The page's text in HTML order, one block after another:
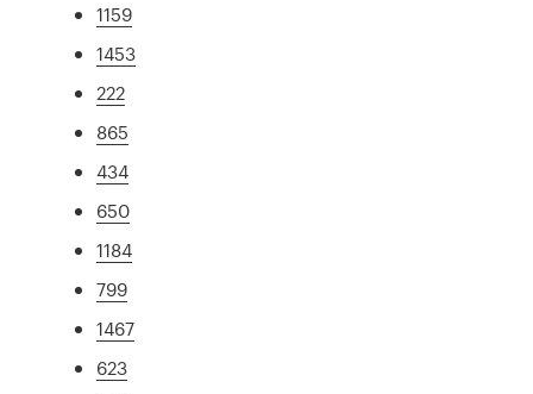
1159
1453
222
865
434
650
1184
799
1467
623